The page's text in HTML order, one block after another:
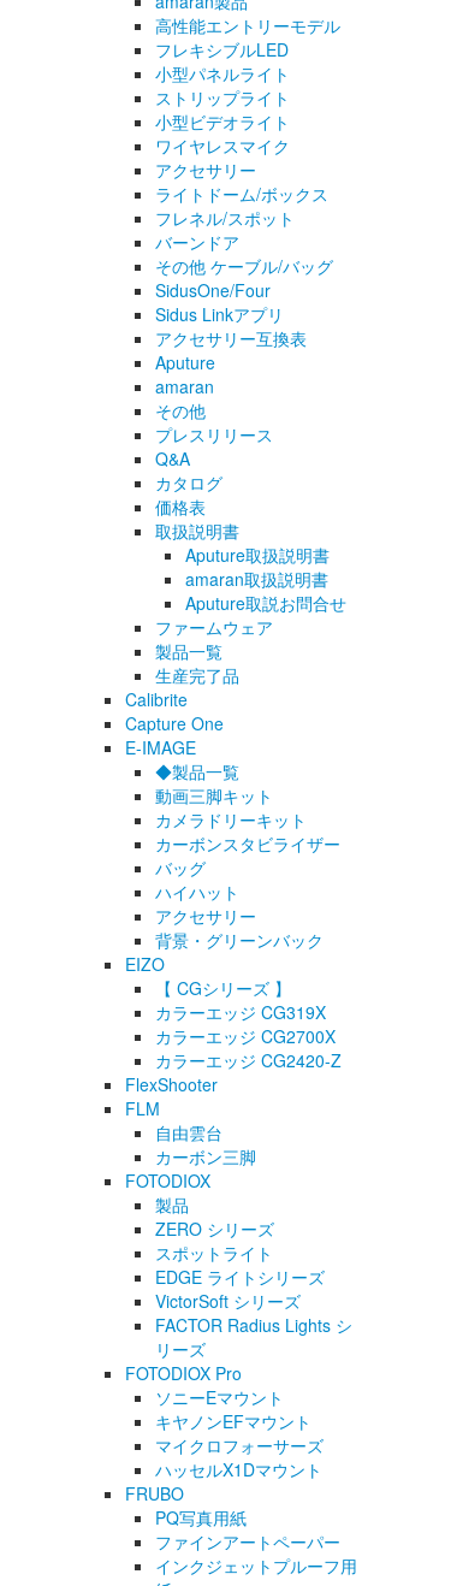
高性能エントリーモデル
フレキシブルLED
小型パネルライト
ストリップライト
小型ビデオライト
ワイヤレスマイク
アクセサリー
ライトドーム/ボックス
フレネル/スポット
バーンドア
その他 ケーブル/バッグ
SidusOne/Four
Sidus Linkアプリ
アクセサリー互換表
Aputure
amaran
その他
プレスリリース
Q&A
カタログ
価格表
取扱説明書
Aputure取扱説明書
amaran取扱説明書
Aputure取説お問合せ
ファームウェア
製品一覧
生産完了品
Calibrite
Capture One
E-IMAGE
◆製品一覧
動画三脚キット
カメラドリーキット
カーボンスタビライザー
バッグ
ハイハット
アクセサリー
背景・グリーンバック
EIZO
【 CGシリーズ 】
カラーエッジ CG319X
カラーエッジ CG2700X
カラーエッジ CG2420-Z
FlexShooter
FLM
自由雲台
カーボン三脚
FOTODIOX
製品
ZERO シリーズ
スポットライト
EDGE ライトシリーズ
VictorSoft シリーズ
FACTOR Radius Lights シ
リーズ
FOTODIOX Pro
ソニーEマウント
キヤノンEFマウント
マイクロフォーサーズ
ハッセルX1Dマウント
FRUBO
PQ写真用紙
ファインアートペーパー
インクジェットプルーフ用